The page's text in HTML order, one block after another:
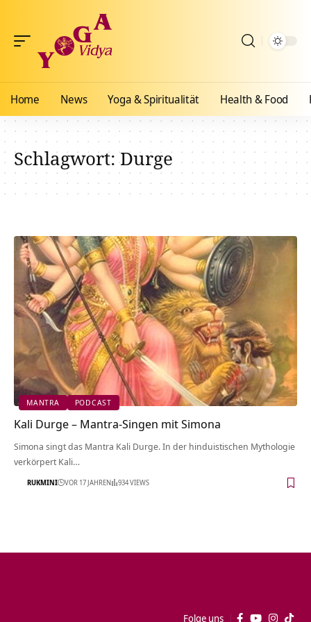
Home News Yoga & Spiritualität Health & Food
Schlagwort:Durge
MANTRA PODCAST
Kali Durge – Mantra-Singen mit Simona
Simona singt das Mantra Kali Durge. In der hinduistischen Mythologie
verkörpert Kali…
RUKMINI VOR 17 JAHREN 934 VIEWS
Folge uns